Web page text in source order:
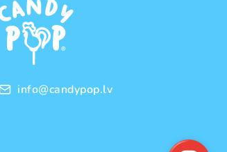
info@candypop.lv